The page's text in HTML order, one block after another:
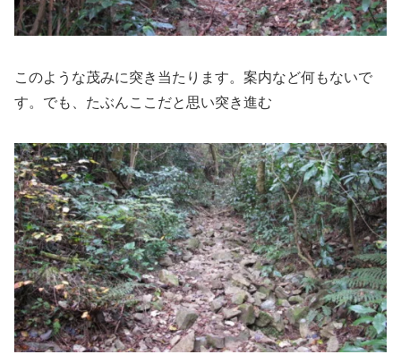
このような茂みに突き当たります。案内など何もないで
す。でも、たぶんここだと思い突き進む